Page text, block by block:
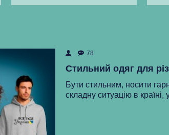
78
Стильний одяг для
Бути стильним, носити
складну ситуацію в країні,